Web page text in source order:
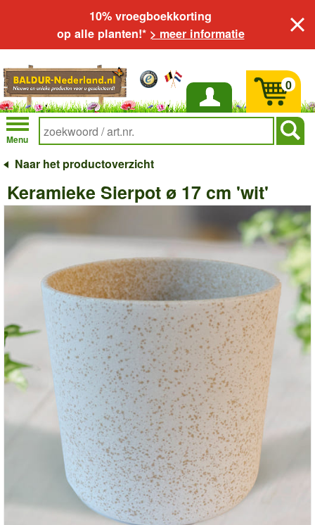
10% vroegboekkorting
op alle planten!* > meer informatie
Inloggen
Menu
0
Naar het productoverzicht
Keramieke Sierpot ø 17 cm 'wit'